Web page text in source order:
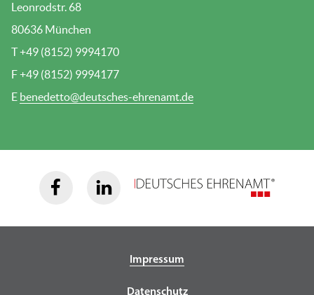
Leonrodstr. 68
80636 München
T +49 (8152) 9994170
F +49 (8152) 9994177
E benedetto@deutsches-ehrenamt.de
Impressum
Datenschutz